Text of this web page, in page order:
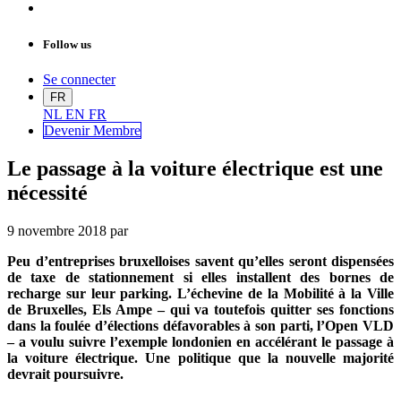
Follow us
Se connecter
FR
NL EN FR
Devenir Membre
Le passage à la voiture électrique est une
nécessité
9 novembre 2018 par
Peu d’entreprises bruxelloises savent qu’elles seront dispensées
de taxe de stationnement si elles installent des bornes de
recharge sur leur parking. L’échevine de la Mobilité à la Ville
de Bruxelles, Els Ampe – qui va toutefois quitter ses fonctions
dans la foulée d’élections défavorables à son parti, l’Open VLD
– a voulu suivre l’exemple londonien en accélérant le passage à
la voiture électrique. Une politique que la nouvelle majorité
devrait poursuivre.